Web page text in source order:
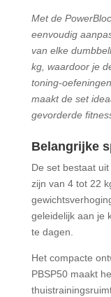
Met de
eenvoudig
van elke
kg, waardoor je
toning-
maakt de set
gevorderde
Belangrijke
De set bestaat
zijn van 4 tot 22
geleidelijk aan je
te dagen.
Het compacte
PBSP50 maakt